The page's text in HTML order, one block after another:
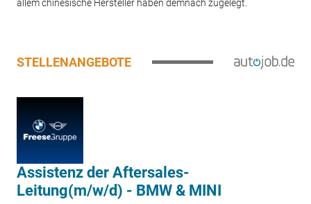
allem chinesische Hersteller haben demnach zugelegt.
STELLENANGEBOTE
Assistenz der Aftersales-
Leitung(m/w/d) - BMW & MINI